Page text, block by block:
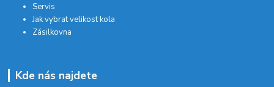
Servis
Jak vybrat velikost kola
Zásilkovna
Kde nás najdete